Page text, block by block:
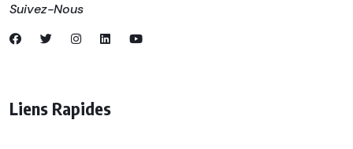
Suivez-Nous
Liens Rapides